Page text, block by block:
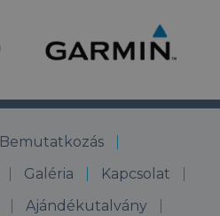
Bemutatkozás
Galéria
Kapcsolat
Ajándékutalvány